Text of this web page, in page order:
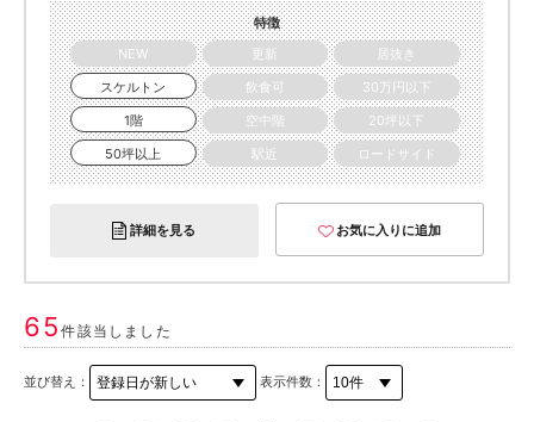
特徴
NEW
更新
居抜き
スケルトン
飲食可
30万円以下
1階
空中階
20坪以下
50坪以上
駅近 ロードサイド
詳細を見る お気に入りに追加
65件該当しました
並び替え： 表示件数：